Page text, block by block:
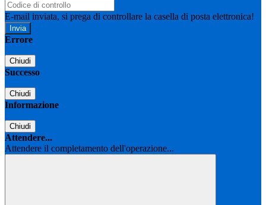
E-mail inviata, si prega di controllare la casella di posta elettronica!
Errore
Chiudi
Successo
Chiudi
Informazione
Chiudi
Attendere...
Attendere il completamento dell'operazione...